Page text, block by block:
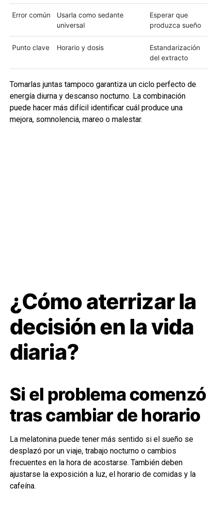
Error común
Usarla como sedante
universal
Esperar que
produzca sueño
Punto clave Horario y dosis
Estandarización
del extracto
Tomarlas juntas tampoco garantiza un ciclo perfecto de
energía diurna y descanso nocturno. La combinación
puede hacer más difícil identificar cuál produce una
mejora, somnolencia, mareo o malestar.
¿Cómo aterrizar la
decisión en la vida
diaria?
Si el problema comenzó
tras cambiar de horario
La melatonina puede tener más sentido si el sueño se
desplazó por un viaje, trabajo nocturno o cambios
frecuentes en la hora de acostarse. También deben
ajustarse la exposición a luz, el horario de comidas y la
cafeína.